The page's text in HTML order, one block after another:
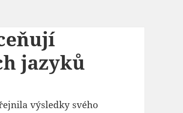
jazyků
výsledky svého